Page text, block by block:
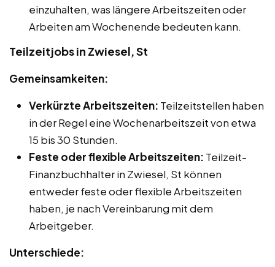
einzuhalten, was längere Arbeitszeiten oder
Arbeiten am Wochenende bedeuten kann.
Teilzeitjobs in Zwiesel, St
Gemeinsamkeiten:
Verkürzte Arbeitszeiten: Teilzeitstellen haben
in der Regel eine Wochenarbeitszeit von etwa
15 bis 30 Stunden.
Feste oder flexible Arbeitszeiten: Teilzeit-
Finanzbuchhalter in Zwiesel, St können
entweder feste oder flexible Arbeitszeiten
haben, je nach Vereinbarung mit dem
Arbeitgeber.
Unterschiede: